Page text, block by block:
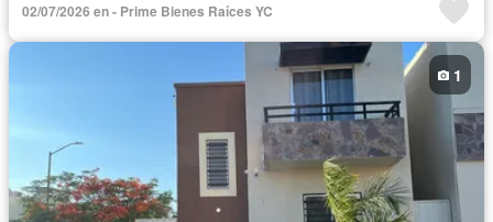
02/07/2026 en - Prime Bienes Raíces YC
1